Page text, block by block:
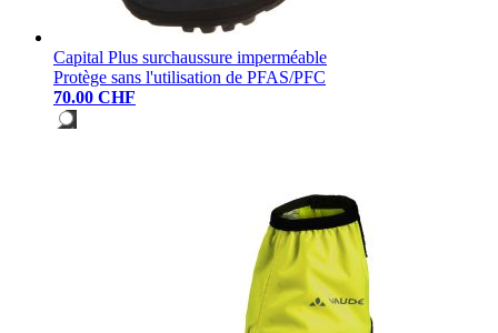
Capital Plus surchaussure imperméable
Protège sans l'utilisation de PFAS/PFC
70.00 CHF